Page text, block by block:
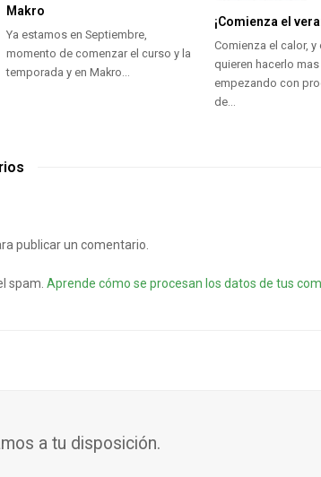
Makro
Ya estamos en Septiembre,
momento de comenzar el curso y la
temporada y en Makro…
¡Comienza el
Comienza el calor, y
quieren hacerlo
empezando con
de…
publicar un comentario.
spam. Aprende cómo se procesan los datos de tus
a tu disposición.